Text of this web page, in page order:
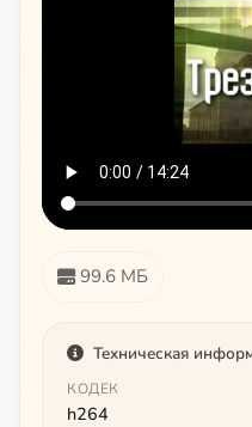
99.6 МБ
Техническая
КОДЕК
h264